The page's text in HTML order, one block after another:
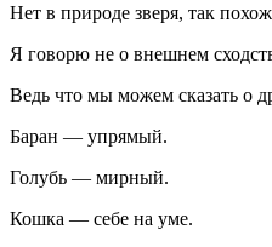
Нет в природе зверя, так
Я говорю не о внешнем
Ведь что мы можем сказать о
Баран — упрямый.
Голубь — мирный.
Кошка — себе на уме.